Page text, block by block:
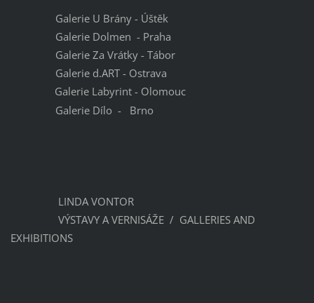
Galerie U Brány - Úštěk
Galerie Dolmen - Praha
Galerie Za Vrátky - Tábor
Galerie d.ART - Ostrava
Galerie Labyrint - Olomouc
Galerie Dílo - Brno
LINDA VONTOR
VÝSTAVY A VERNISÁŽE / GALLERIES AND
EXHIBITIONS